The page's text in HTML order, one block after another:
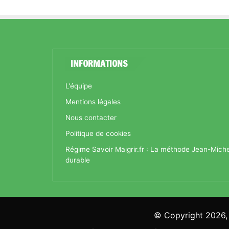
INFORMATIONS
L’équipe
Mentions légales
Nous contacter
Politique de cookies
Régime Savoir Maigrir.fr : La méthode Jean-
durable
© Copyright 2026,